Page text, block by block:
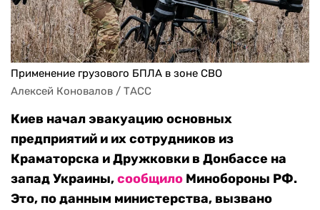
Применение грузового БПЛА в зоне СВО
Алексей Коновалов / ТАСС
Киев начал эвакуацию основных
предприятий и их сотрудников из
Краматорска и Дружковки в Донбассе на
запад Украины,сообщило Минобороны РФ.
Это, по данным министерства, вызвано